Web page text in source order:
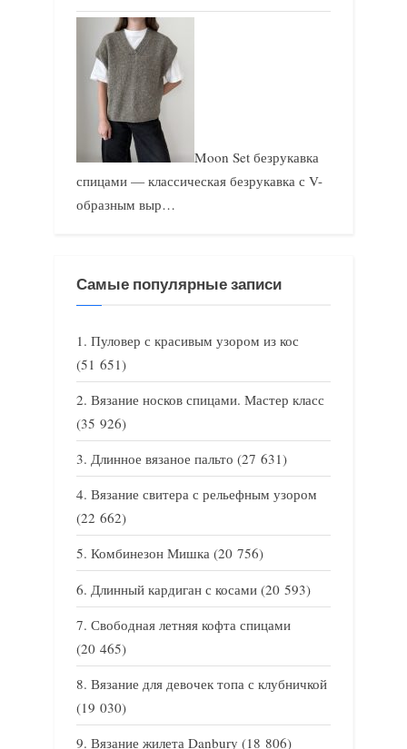
Moon Set безрукавка
спицами — классическая безрукавка с V-
образным выр…
Самые популярные записи
Пуловер с красивым узором из кос
(51 651)
Вязание носков спицами. Мастер класс
(35 926)
Длинное вязаное пальто (27 631)
Вязание свитера с рельефным узором
(22 662)
Комбинезон Мишка (20 756)
Длинный кардиган с косами (20 593)
Свободная летняя кофта спицами
(20 465)
Вязание для девочек топа с клубничкой
(19 030)
Вязание жилета Danbury (18 806)